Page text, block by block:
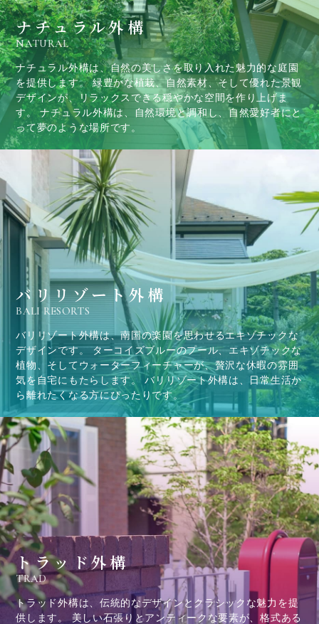
ナチュラル外構
NATURAL
ナチュラル外構は、自然の美しさを取り入れた魅力的な庭園
を提供します。 緑豊かな植栽、自然素材、そして優れた景観
デザインが、リラックスできる穏やかな空間を作り上げま
す。 ナチュラル外構は、自然環境と調和し、自然愛好者にと
って夢のような場所です。
バリリゾート外構
BALI RESORTS
バリリゾート外構は、南国の楽園を思わせるエキゾチックな
デザインです。 ターコイズブルーのプール、エキゾチックな
植物、そしてウォーターフィーチャーが、贅沢な休暇の雰囲
気を自宅にもたらします。 バリリゾート外構は、日常生活か
ら離れたくなる方にぴったりです。
トラッド外構
TRAD
トラッド外構は、伝統的なデザインとクラシックな魅力を提
供します。 美しい石張りとアンティークな要素が、格式ある